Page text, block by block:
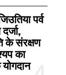
की मौत, 1 की स्थिति गंभीर
पर्व
के संरक्षण
का